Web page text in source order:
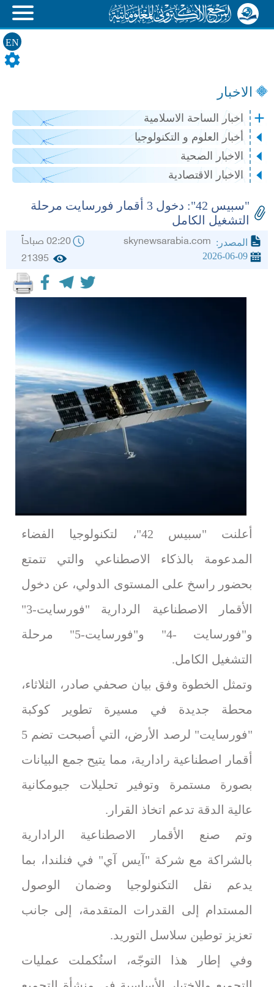
EN
الاخبار
اخبار الساحة الاسلامية
أخبار العلوم و التكنولوجيا
الاخبار الصحية
الاخبار الاقتصادية
"سبيس 42": دخول 3 أقمار فورسايت مرحلة
التشغيل الكامل
المصدر: 02:20 صباحاً
2026-06-09
21395
أعلنت "سبيس 42"، لتكنولوجيا الفضاء
المدعومة بالذكاء الاصطناعي والتي تتمتع
بحضور راسخ على المستوى الدولي، عن دخول
الأقمار الاصطناعية الردارية "فورسايت-3"
و"فورسايت -4" و"فورسايت-5" مرحلة
التشغيل الكامل.
وتمثل الخطوة وفق بيان صحفي صادر، الثلاثاء،
محطة جديدة في مسيرة تطوير كوكبة
"فورسايت" لرصد الأرض، التي أصبحت تضم 5
أقمار اصطناعية رادارية، مما يتيح جمع البيانات
بصورة مستمرة وتوفير تحليلات جيومكانية
عالية الدقة تدعم اتخاذ القرار.
وتم صنع الأقمار الاصطناعية الرادارية
بالشراكة مع شركة "آيس آي" في فنلندا، بما
يدعم نقل التكنولوجيا وضمان الوصول
المستدام إلى القدرات المتقدمة، إلى جانب
تعزيز توطين سلاسل التوريد.
وفي إطار هذا التوجّه، استُكملت عمليات